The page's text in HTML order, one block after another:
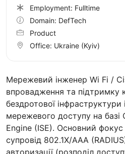
Мережевий інженер Wi Fi /
впровадження та підтримку
бездротової інфраструктури
мережевого доступу на
Engine (ISE). Основний
супровід 802.1X/AAA
авторизації (розподіл
Employment: Fulltime
Domain: DefTech
Product
Office: Ukraine (Kyiv)